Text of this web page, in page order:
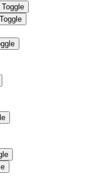
Toggle
Toggle